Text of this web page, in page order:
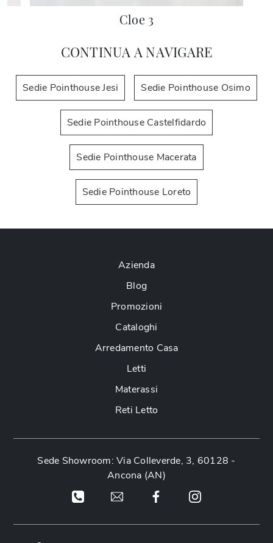
Cloe 3
CONTINUA A NAVIGARE
Sedie Pointhouse Jesi Sedie Pointhouse Osimo
Sedie Pointhouse Castelfidardo
Sedie Pointhouse Macerata
Sedie Pointhouse Loreto
Azienda
Blog
Promozioni
Cataloghi
Arredamento Casa
Letti
Materassi
Reti Letto
Sede Showroom: Via Colleverde, 3, 60128 -
Ancona (AN)